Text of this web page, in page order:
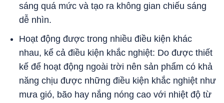
sáng quá mức và tạo ra không gian chiếu sáng
dễ nhìn.
Hoạt động được trong nhiều điều kiện khác
nhau, kể cả điều kiện khắc nghiệt: Do được thiết
kế để hoạt động ngoài trời nên sản phẩm có khả
năng chịu được những điều kiện khắc nghiệt như
mưa gió, bão hay nắng nóng cao với nhiệt độ từ